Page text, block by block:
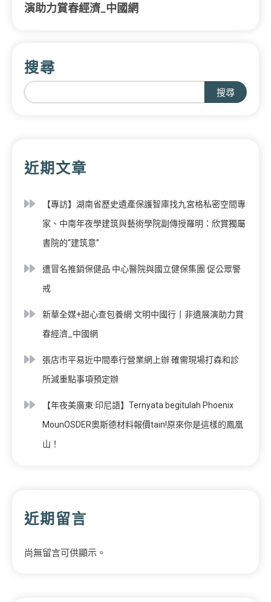
演助力賞春經濟_中國網
搜尋
搜尋
近期文章
【專訪】湖南省歷史遺產保護智庫找九宮格私密空間專
家、中南年夜學建筑與藝術學院副傳授羅明：欣賞獨屬
書院的“建筑意”
遭冒名推銷保健品 中心醫院與國立健保集團 促公眾警
戒
新華全媒+甜心查包養網·文明中國行丨非遺展演助力賞
春經濟_中國網
張店市平易近中間奉行營業網上辦 確需現場打森和診
所減重點事項預定辦
【年夜美廣東·印尼語】Ternyata begitulah Phoenix
MounOSDER奧斯德材料報價tain!原來你是這樣的鳳凰
山！
近期留言
尚無留言可供顯示。